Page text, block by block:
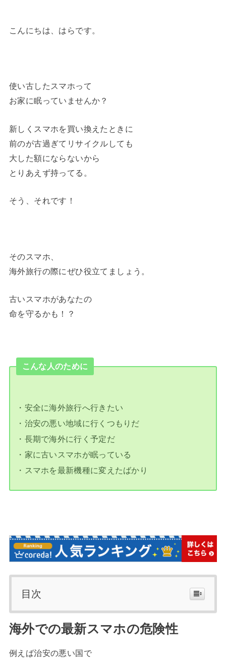
こんにちは、はらです。
使い古したスマホって
お家に眠っていませんか？
新しくスマホを買い換えたときに
前のが古過ぎてリサイクルしても
大した額にならないから
とりあえず持ってる。
そう、それです！
そのスマホ、
海外旅行の際にぜひ役立てましょう。
古いスマホがあなたの
命を守るかも！？
こんな人のために
・安全に海外旅行へ行きたい
・治安の悪い地域に行くつもりだ
・長期で海外に行く予定だ
・家に古いスマホが眠っている
・スマホを最新機種に変えたばかり
目次
海外での最新スマホの危険性
例えば治安の悪い国で